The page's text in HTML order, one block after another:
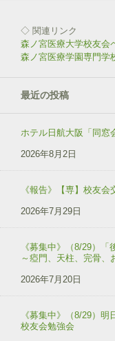
◇ 関連リンク
森ノ宮医療大学校友会
森ノ宮医療学園専門学
最近の投稿
ホテル日航大阪「同窓
2026年8月2日
《報告》【専】校友会
2026年7月29日
《募集中》（8/29）
～瘂門、天柱、完骨、
2026年7月20日
《募集中》（8/29）
校友会勉強会